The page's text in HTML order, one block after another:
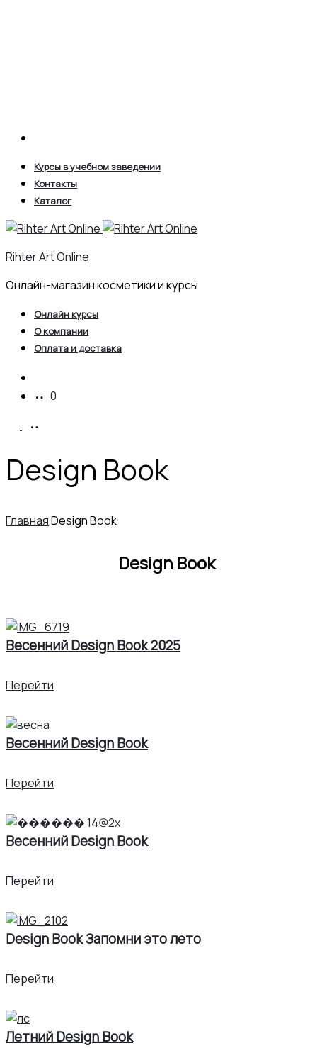
Курсы в учебном заведении
Контакты
Каталог
Rihter Art Online
Онлайн-магазин косметики и курсы
Онлайн курсы
О компании
Оплата и доставка
0
Design Book
ГлавнаяDesign Book
Design Book
Весенний Design Book 2025
Перейти
Весенний Design Book
Перейти
Весенний Design Book
Перейти
Design Book Запомни это лето
Перейти
Летний Design Book